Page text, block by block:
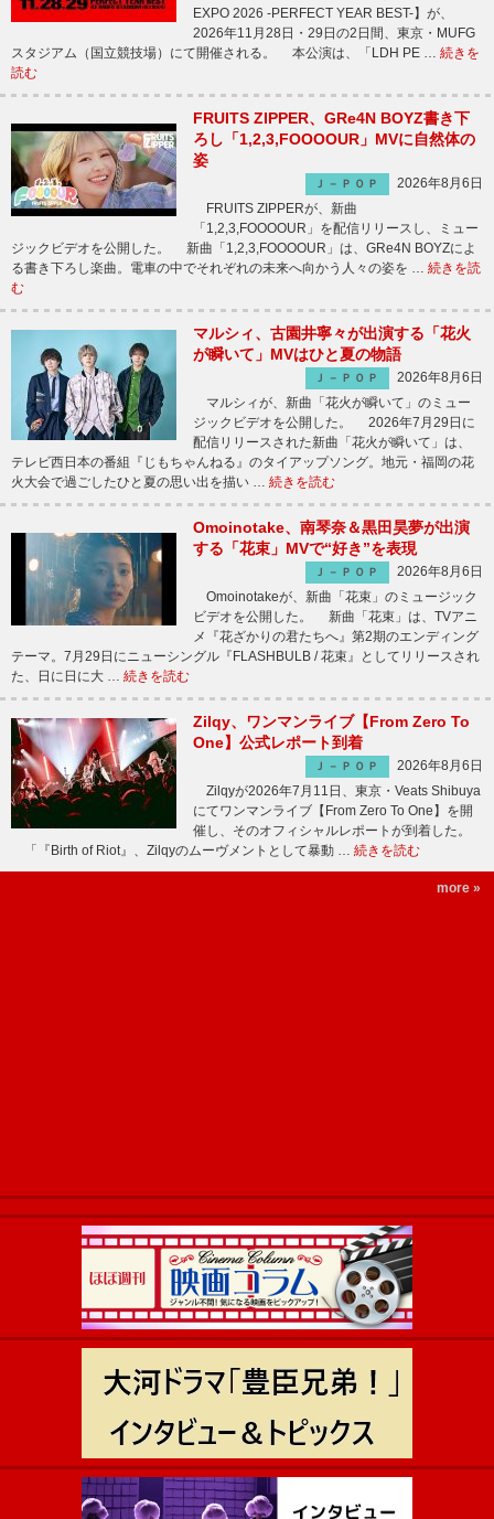
EXPO 2026 -PERFECT YEAR BEST-】が、
2026年11月28日・29日の2日間、東京・MUFG
スタジアム（国立競技場）にて開催される。 本公演は、「LDH PE … 続きを
読む
FRUITS ZIPPER、GRe4N BOYZ書き下
ろし「1,2,3,FOOOOUR」MVに自然体の
姿
Ｊ－ＰＯＰ
2026年8月6日
FRUITS ZIPPERが、新曲
「1,2,3,FOOOOUR」を配信リリースし、ミュー
ジックビデオを公開した。 新曲「1,2,3,FOOOOUR」は、GRe4N BOYZによ
る書き下ろし楽曲。電車の中でそれぞれの未来へ向かう人々の姿を … 続きを読
む
マルシィ、古園井寧々が出演する「花火
が瞬いて」MVはひと夏の物語
Ｊ－ＰＯＰ
2026年8月6日
マルシィが、新曲「花火が瞬いて」のミュー
ジックビデオを公開した。 2026年7月29日に
配信リリースされた新曲「花火が瞬いて」は、
テレビ西日本の番組『じもちゃんねる』のタイアップソング。地元・福岡の花
火大会で過ごしたひと夏の思い出を描い … 続きを読む
Omoinotake、南琴奈＆黒田昊夢が出演
する「花束」MVで“好き”を表現
Ｊ－ＰＯＰ
2026年8月6日
Omoinotakeが、新曲「花束」のミュージック
ビデオを公開した。 新曲「花束」は、TVアニ
メ『花ざかりの君たちへ』第2期のエンディング
テーマ。7月29日にニューシングル『FLASHBULB / 花束』としてリリースされ
た、日に日に大 … 続きを読む
Zilqy、ワンマンライブ【From Zero To
One】公式レポート到着
Ｊ－ＰＯＰ
2026年8月6日
Zilqyが2026年7月11日、東京・Veats Shibuya
にてワンマンライブ【From Zero To One】を開
催し、そのオフィシャルレポートが到着した。
「『Birth of Riot』、Zilqyのムーヴメントとして暴動 … 続きを読む
more »